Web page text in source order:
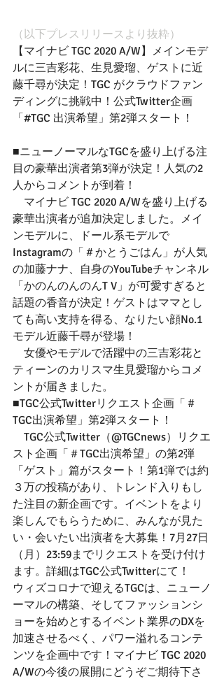
（以下プレスリリースより抜粋）
【マイナビ TGC 2020 A/W】メインモデ
ルに三吉彩花、生見愛瑠、ゲストに近
藤千尋が決定！TGC がクラウドファン
ディングに挑戦中！公式Twitter企画
「#TGC 出演希望」第2弾スタート！
■ニューノーマルなTGCを盛り上げる注
目の豪華出演者第3弾が決定！人気の2
人からコメントが到着！
マイナビ TGC 2020 A/Wを盛り上げる
豪華出演者が追加決定しました。メイ
ンモデルに、ドール系モデルで
Instagramの「＃かとうごはん」が人気
の加藤ナナ、自身のYouTubeチャンネル
「かのんのんのんT V」が可愛すぎると
話題の香音が決定！ゲストはママとし
ても高い支持を得る、なりたい顔No.1
モデル近藤千尋が登場！
女優やモデルで活躍中の三吉彩花と
ティーンのカリスマ生見愛瑠からコメ
ントが届きました。
■TGC公式Twitterリクエスト企画「＃
TGC出演希望」第2弾スタート！
TGC公式Twitter（@TGCnews）リクエ
スト企画「＃TGC出演希望」の第2弾
「ゲスト」篇がスタート！第1弾では約
３万の投稿があり、トレンド入りもし
た注目の新企画です。イベントをより
楽しんでもらうために、みんなが見た
い・会いたい出演者を大募集！7月27日
（月）23:59までリクエストを受け付け
ます。詳細はTGC公式Twitterにて！
ウィズコロナで迎えるTGCは、ニューノ
ーマルの構築、そしてファッションシ
ョーを始めとするイベント業界のDXを
加速させるべく、パワー溢れるコンテ
ンツを企画中です！マイナビ TGC 2020
A/Wの今後の展開にどうぞご期待下さ